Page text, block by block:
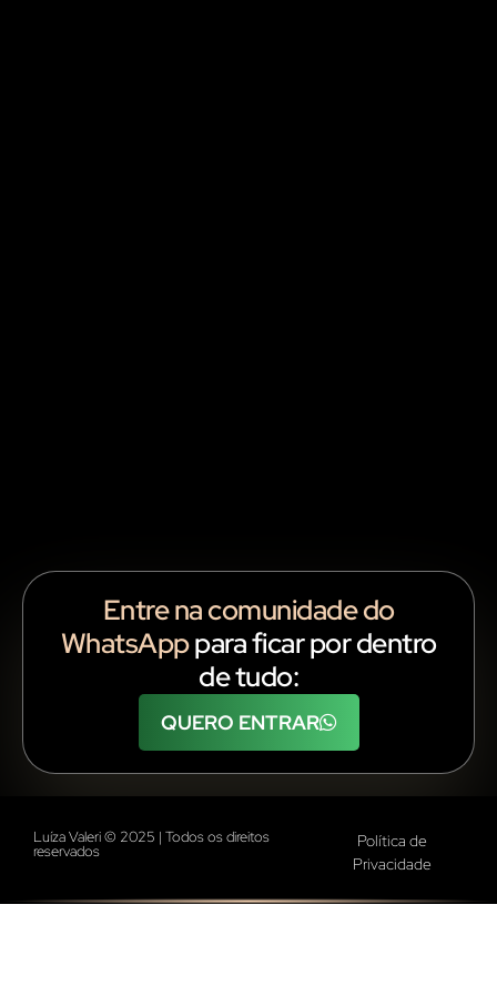
Entre na comunidade do
WhatsApppara ficar por dentro
de tudo:
QUERO ENTRAR
Luíza Valeri © 2025 | Todos os direitos
reservados
Política de
Privacidade